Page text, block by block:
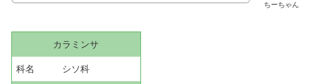
ちーちゃん
カラミンサ
科名 シソ科